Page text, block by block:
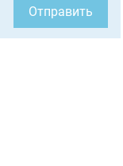
Отправить